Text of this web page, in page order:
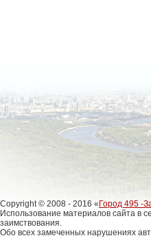
Copyright © 2008 - 2016 « Город 495 -
Использование материалов сайта в
заимствования.
Обо всех замеченных нарушениях